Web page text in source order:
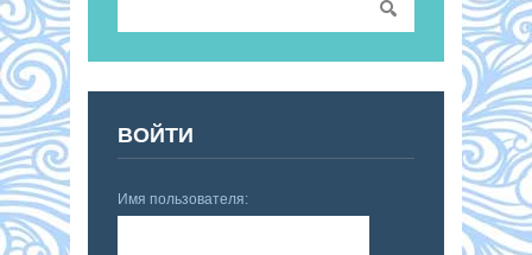
ВОЙТИ
Имя пользователя: